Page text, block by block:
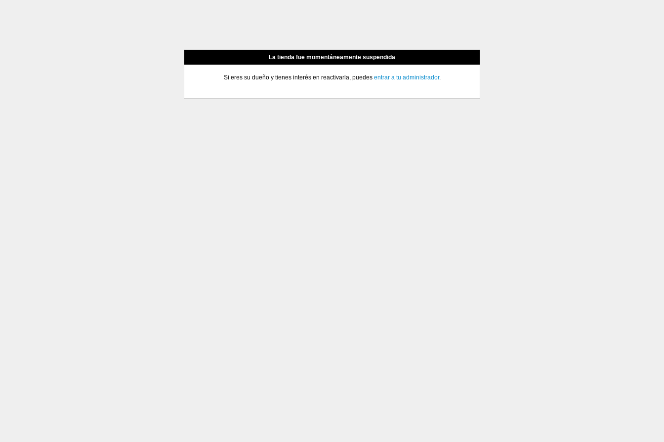
La tienda fue momentáneamente suspendida
Si eres su dueño y tienes interés en reactivarla, puedes entrar a tu administrador.